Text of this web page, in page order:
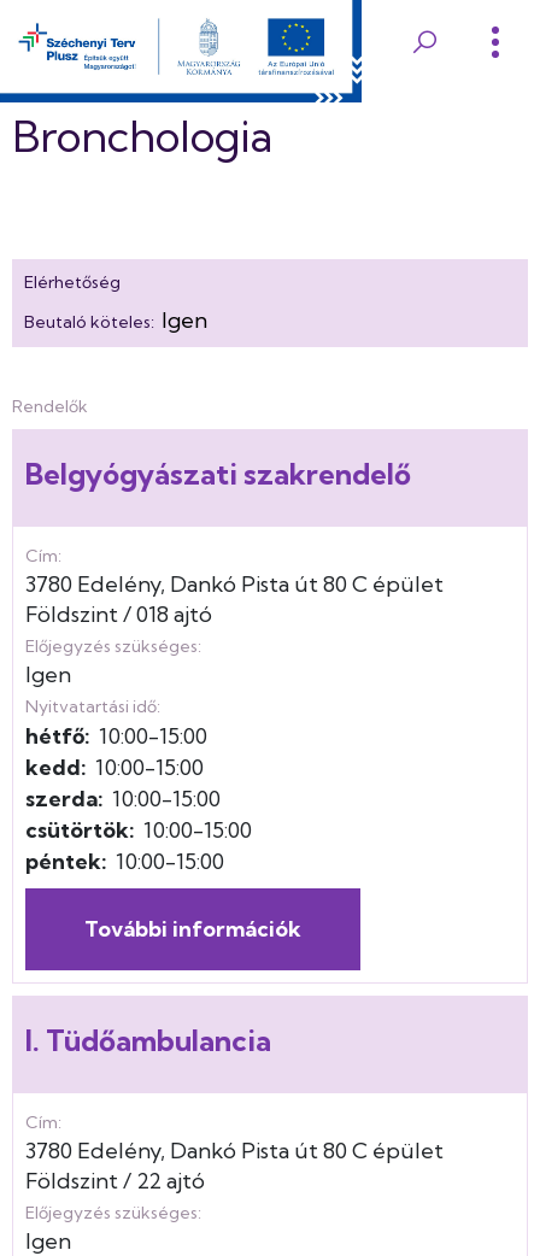
tartalomraEdelényi
Koch
és
Rendelőintézet
Bronchologia
Elérhetőség
Beutaló köteles: Igen
Rendelők
Belgyógyászati szakrendelő
Cím:
3780 Edelény Dankó Pista út80C épület
Földszint
018 ajtó
Előjegyzés szükséges:
Igen
Nyitvatartási idő:
hétfő: 10:00-15:00
kedd: 10:00-15:00
szerda: 10:00-15:00
csütörtök: 10:00-15:00
péntek: 10:00-15:00
További információk
I. Tüdőambulancia
Cím:
3780 Edelény Dankó Pista út80C épület
Földszint
22 ajtó
Előjegyzés szükséges:
Igen